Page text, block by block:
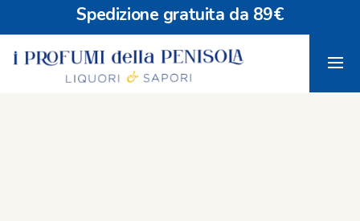
Spedizione gratuita da 89€